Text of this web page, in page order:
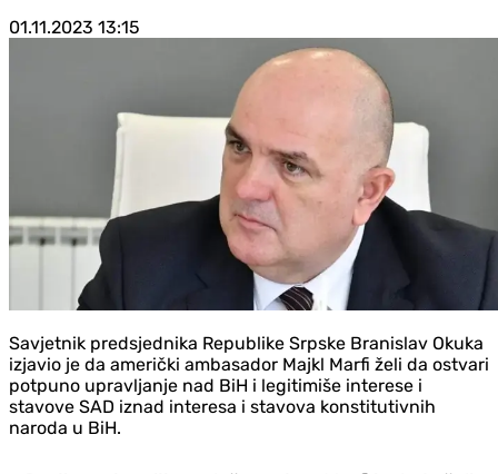
01.11.2023 13:15
Savjetnik predsjednika Republike Srpske Branislav Okuka
izjavio je da američki ambasador Majkl Marfi želi da ostvari
potpuno upravljanje nad BiH i legitimiše interese i
stavove SAD iznad interesa i stavova konstitutivnih
naroda u BiH.